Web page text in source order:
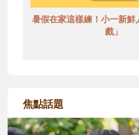
暑假在家這樣練！小一新鮮
戲」
焦點話題